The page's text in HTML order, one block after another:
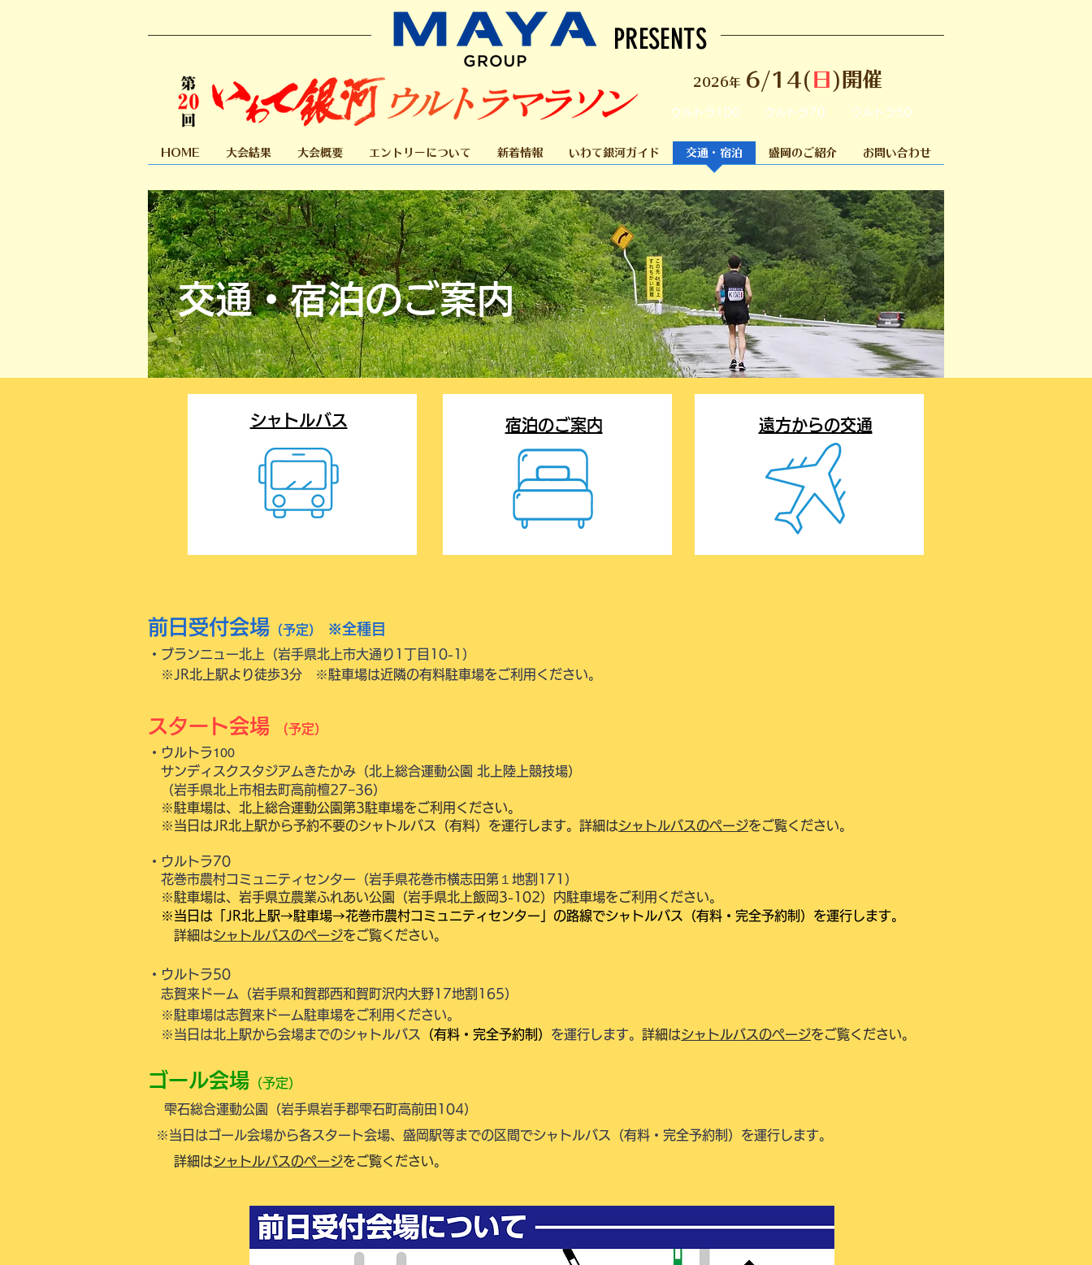
2026年 6/14( 日 )開催
ウルトラ100 ウルトラ70 ウルトラ50
PRESENTS
HOME 大会結果 大会概要 エントリーについて 新着情報 いわて銀河ガイド 交通・宿泊 盛岡のご紹介 お問い合わせ
交通・宿泊のご案内
シャトルバス 宿泊のご案内 遠方からの交通
前日受付会場 （予定） ※全種目
・ブランニュー北上（岩手県北上市大通り1丁目10-1）
※JR北上駅より徒歩3分 ※駐車場は近隣の有料駐車場をご利用ください。
スタート会場
（予定）
・ウルトラ100
サンディスクスタジアムきたかみ （北上総合運動公園 北上陸上競技場）
（岩手県北上市相去町高前檀27−36）
※駐車場は、北上総合運動公園第3駐車場をご利用ください。
​ ※当日はJR北上駅から予約不要のシャトルバス（有料）を運行します。詳細はシャトルバスのページをご覧ください。
・ウルトラ70
花巻市農村コミュニティセンター（岩手県花巻市横志田第１地割171）
※駐車場は、岩手県立農業ふれあい公園（岩手県北上飯岡3-102）内駐車場をご利用ください。
※当日は「JR北上駅→駐車場→花巻市農村コミュニティセンター」の路線でシャトルバス（有料・完全予約制）を運行します。
詳細はシャトルバスのページをご覧ください。
・ウルトラ50
志賀来ドーム
（岩手県和賀郡西和賀町沢内大野17地割165）
※駐車場は志賀来ドーム駐車場をご利用ください。
※当日は北上駅から会場までのシャトルバス
（有料・完全予約制） を運行します。 詳細はシャトルバスのページをご覧ください。
ゴール会場 （予定）
雫石総合運動公園（岩手県岩手郡雫石町高前田104）
※当日はゴール会場から各スタート会場、盛岡駅等までの区間でシャトルバス（有料・完全予約制）を運行します。
詳細はシャトルバスのページをご覧ください。